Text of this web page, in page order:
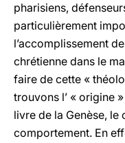
pharisiens,
particulièrement
l’accomplissement
chrétienne dans le
faire de cette «
trouvons l’ « origine
livre de la Genèse, le
comportement. En